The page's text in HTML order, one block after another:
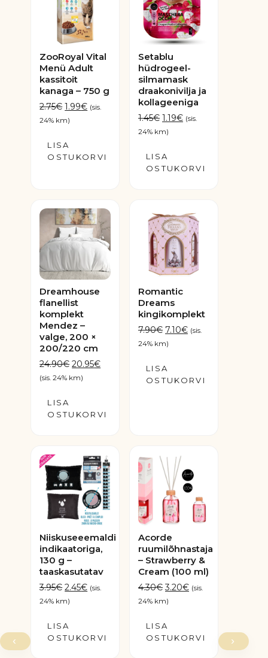
‹
ZooRoyal Vital
Menü Adult
kassitoit
kanaga – 750 g
2.75€ Algne
hind
2.75€.
1.99€Praegune
(sis.
24% km)
LISA
OSTUKORVI
Setablu
hüdrogeel-
silmamask
draakonivilja ja
kollageeniga
1.45€ Algne
hind
1.45€.
1.19€Praegune
(sis.
24% km)
LISA
OSTUKORVI
Dreamhouse
flanellist
komplekt
Mendez –
valge, 200 ×
200/220 cm
24.90€ Algne
hind
20.95€Praegune
(sis. 24% km)
LISA
OSTUKORVI
Romantic
Dreams
kingikomplekt
7.90€ Algne
hind
7.90€.
7.10€Praegune
(sis.
24% km)
LISA
OSTUKORVI
Niiskuseeemaldi
indikaatoriga,
130 g –
taaskasutatav
3.95€ Algne
hind
3.95€.
2.45€Praegune
(sis.
24% km)
LISA
OSTUKORVI
Acorde
ruumilõhnastaja
– Strawberry &
Cream (100 ml)
4.30€ Algne
hind
4.30€.
3.20€Praegune
(sis.
24% km)
LISA
OSTUKORVI
›